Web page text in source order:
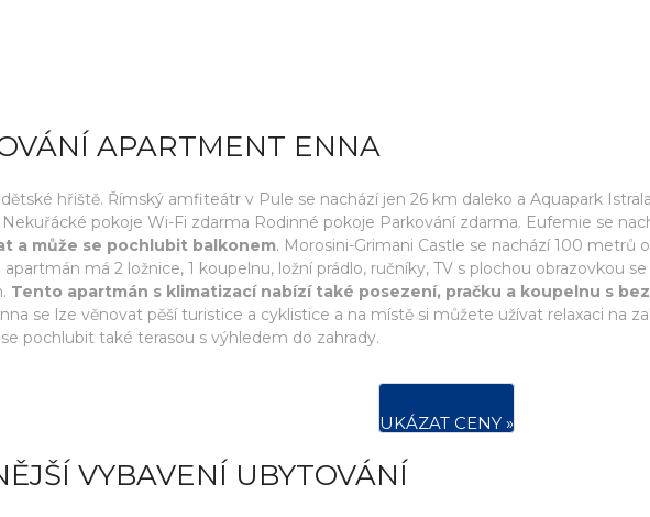
APARTMENT ENNA
hřiště. Římský amfiteátr v Pule se nachází jen 26 km daleko a Aquapark
pokoje Wi-Fi zdarma Rodinné pokoje Parkování zdarma. Eufemie se
a může se pochlubit balkonem. Morosini-Grimani Castle se nachází 100
má 2 ložnice, 1 koupelnu, ložní prádlo, ručníky, TV s plochou obrazovkou
Tento apartmán s klimatizací nabízí také posezení, pračku a koupelnu s
se lze věnovat pěší turistice a cyklistice a na místě si můžete užívat relaxaci na
pochlubit také terasou s výhledem do zahrady.
UKÁZAT CENY »
VYBAVENÍ UBYTOVÁNÍ